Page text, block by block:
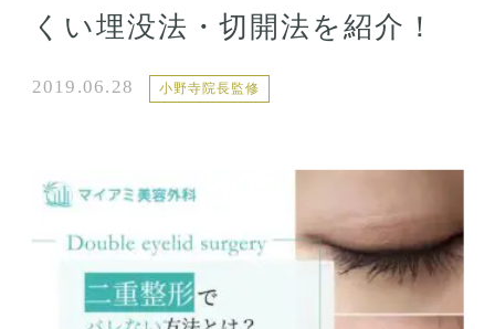
くい埋没法・切開法を紹介！
2019.06.28 小野寺院長監修